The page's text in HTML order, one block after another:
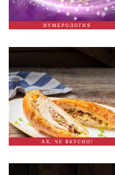
НУМЕРОЛОГИЯ
АХ, ЧЕ ВКУСНО!